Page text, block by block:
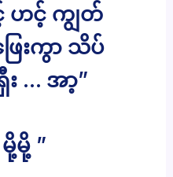
ဟင့် ကျွတ်
ြေးကွာ သိပ်
… အာ့”
မို့ ”